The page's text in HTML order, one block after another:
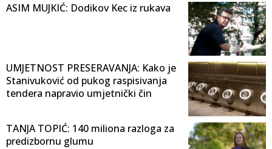
ASIM MUJKIĆ: Dodikov Kec iz rukava
UMJETNOST PRESERAVANJA: Kako je
Stanivuković od pukog raspisivanja
tendera napravio umjetnički čin
TANJA TOPIĆ: 140 miliona razloga za
predizbornu glumu